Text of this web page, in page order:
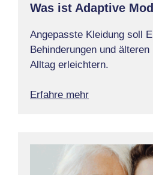
Was ist Adaptive
Angepasste Kleidung soll
Behinderungen und
Alltag erleichtern.
Erfahre mehr